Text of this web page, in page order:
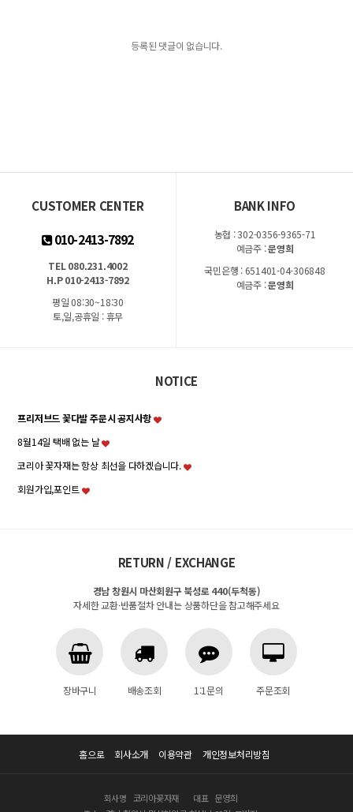
등록된 댓글이 없습니다.
CUSTOMER CENTER
010-2413-7892
TEL 080.231.4002
H.P 010-2413-7892
평일 08:30~18:30
토,일,공휴일 : 휴무
BANK INFO
농협 : 302-0356-9365-71
예금주 :문영희
국민은행 : 651401-04-306848
예금주 :문영희
NOTICE
프리저브드 꽃다발 주문시 공지사항
8월14일 택배 없는 날
코리아 꽃자재는 항상 최선을 다하겠습니다.
회원가입,포인트
RETURN / EXCHANGE
경남 창원시 마산회원구 북성로 440(두척동)
자세한 교환·반품절차 안내는 상품하단을 참고해주세요
장바구니 배송조회 1:1문의 주문조회
홈으로 회사소개 이용약관 개인정보처리방침
회사명 코리아꽃자재 대표 문영희